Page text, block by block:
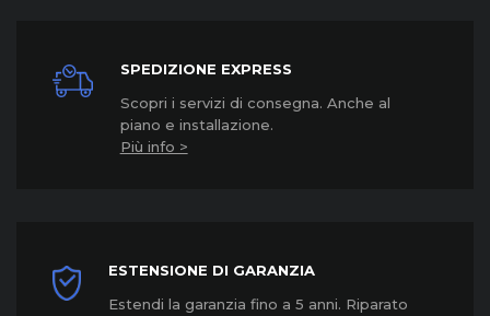
SPEDIZIONE EXPRESS
Scopri i servizi di consegna. Anche al
piano e installazione.
Più info >
ESTENSIONE DI GARANZIA
Estendi la garanzia fino a 5 anni. Riparato